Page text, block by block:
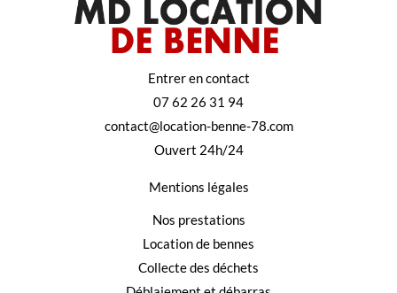
Entrer en contact
07 62 26 31 94
contact@location-benne-78.com
Ouvert 24h/24
Mentions légales
Nos prestations
Location de bennes
Collecte des déchets